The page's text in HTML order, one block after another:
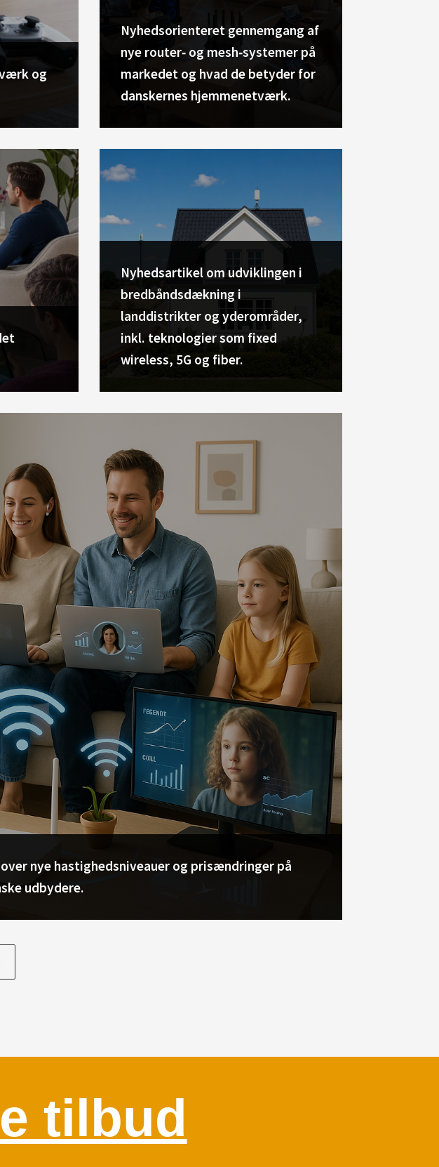
og
Nyhedsorienteret gennemgang af
nye router‑ og mesh‑systemer på
markedet og hvad de betyder for
danskernes hjemmenetværk.
Nyhedsartikel om udviklingen i
bredbåndsdækning i
landdistrikter og yderområder,
inkl. teknologier som fixed
wireless, 5G og fiber.
nye hastighedsniveauer og prisændringer på
udbydere.
tilbud